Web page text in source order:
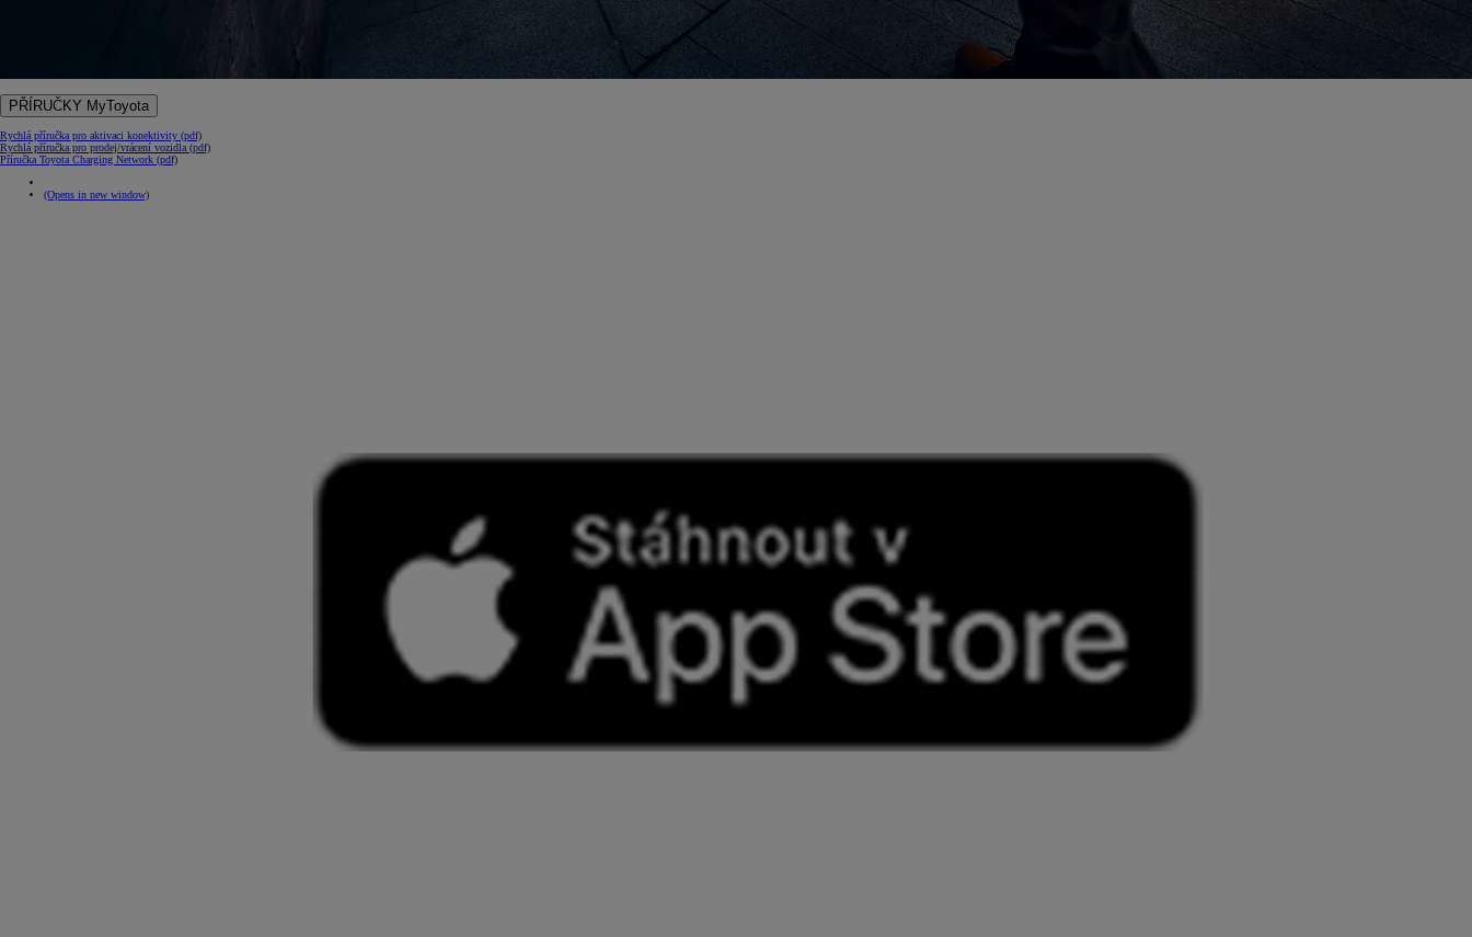
PŘÍRUČKY MyToyota
Rychlá příručka pro aktivaci konektivity (pdf)
Rychlá příručka pro prodej/vrácení vozidla (pdf)
Příručka Toyota Charging Network (pdf)
(Opens in new window)